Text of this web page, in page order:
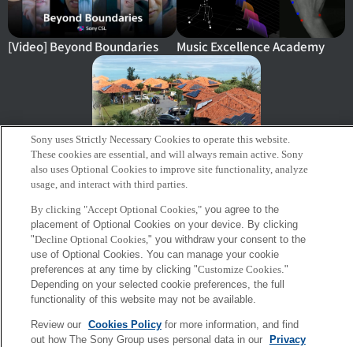
[Video] Beyond Boundaries Music Excellence Academy
OES - 沖縄科学技術大学院大学
（OIST）でのプラットフォー
会社概要 アクセス ご利用条件 プライバシーポリシー
Copyright ©1994–2026 Sony Computer Science Laboratories, Inc.,
Tokyo, Japan
Sony uses Strictly Necessary Cookies to operate this website.
These cookies are essential, and will always remain active. Sony
also uses Optional Cookies to improve site functionality, analyze
usage, and interact with third parties.
By clicking "Accept Optional Cookies,"you agree to the
placement of Optional Cookies on your device. By clicking
"Decline Optional Cookies," you withdraw your consent to the
use of Optional Cookies. You can manage your cookie
preferences at any time by clicking "Customize Cookies."
Depending on your selected cookie preferences, the full
functionality of this website may not be available.
Review our Cookies Policyfor more information, and find
out how The Sony Group uses personal data in our
Privacy